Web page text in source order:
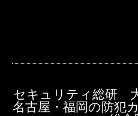
セキュリティ総研
名古屋・福岡の防